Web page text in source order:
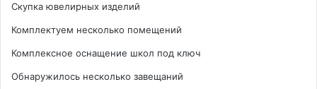
Скупка ювелирных изделий
Комплектуем несколько помещений
Комплексное оснащение школ под ключ
Обнаружилось несколько завещаний